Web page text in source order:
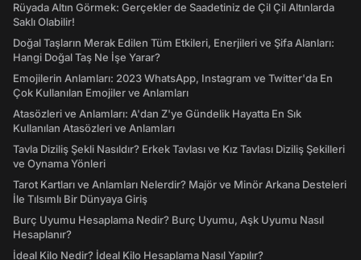
Rüyada Altın Görmek: Gerçekler de Saadetiniz de Çil Çil Altınlarda
Saklı Olabilir!
Doğal Taşların Merak Edilen Tüm Etkileri, Enerjileri ve Şifa Alanları:
Hangi Doğal Taş Ne İşe Yarar?
Emojilerin Anlamları: 2023 WhatsApp, Instagram ve Twitter'da En
Çok Kullanılan Emojiler ve Anlamları
Atasözleri ve Anlamları: A'dan Z'ye Gündelik Hayatta En Sık
Kullanılan Atasözleri ve Anlamları
Tavla Diziliş Şekli Nasıldır? Erkek Tavlası ve Kız Tavlası Diziliş Şekilleri
ve Oynama Yönleri
Tarot Kartları ve Anlamları Nelerdir? Majör ve Minör Arkana Desteleri
İle Tılsımlı Bir Dünyaya Giriş
Burç Uyumu Hesaplama Nedir? Burç Uyumu, Aşk Uyumu Nasıl
Hesaplanır?
İdeal Kilo Nedir? İdeal Kilo Hesaplama Nasıl Yapılır?